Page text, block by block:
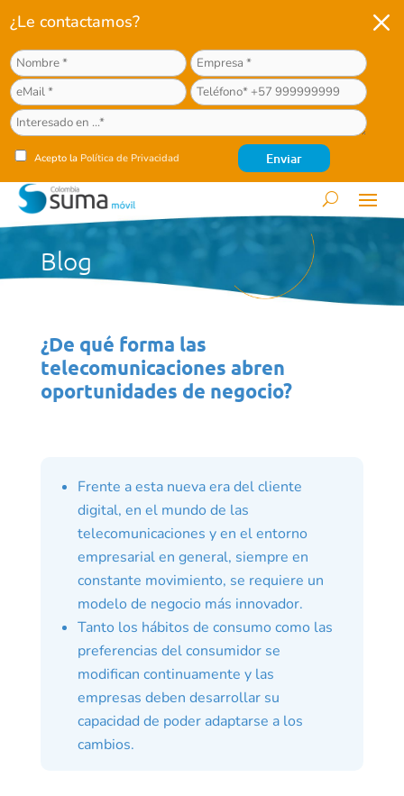
¿Le contactamos?
Acepto la Política de Privacidad
M
Blog
¿De qué forma las
telecomunicaciones abren
oportunidades de negocio?
Frente a esta nueva era del cliente
digital, en el mundo de las
telecomunicaciones y en el entorno
empresarial en general, siempre en
constante movimiento, se requiere un
modelo de negocio más innovador.
Tanto los hábitos de consumo como las
preferencias del consumidor se
modifican continuamente y las
empresas deben desarrollar su
capacidad de poder adaptarse a los
cambios.